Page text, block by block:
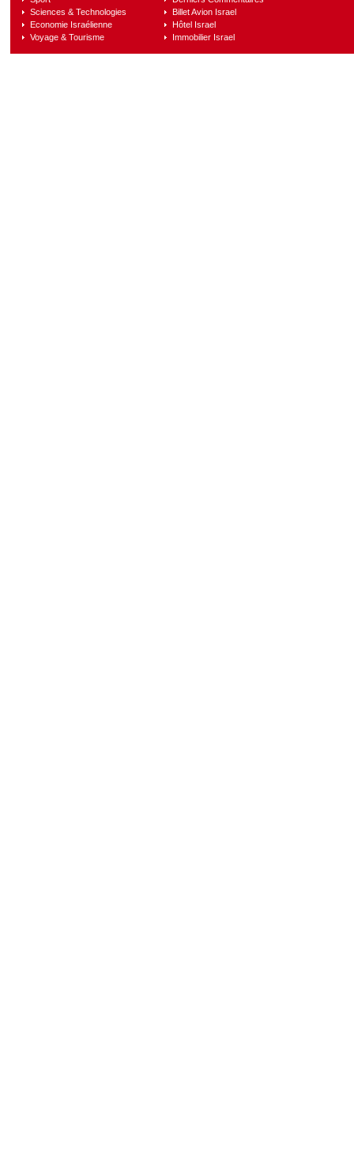
Sciences & Technologies
Economie Israélienne
Voyage & Tourisme
Billet Avion Israel
Hôtel Israel
Immobilier Israel